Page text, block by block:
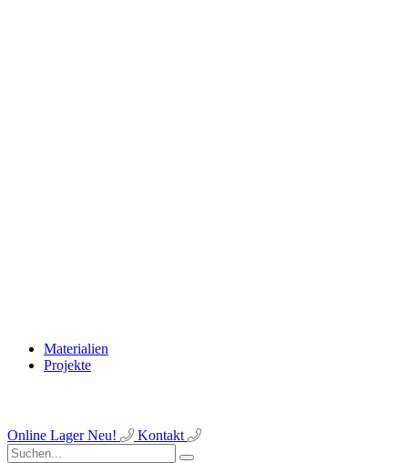
Materialien
Projekte
Online LagerNeu! Kontakt